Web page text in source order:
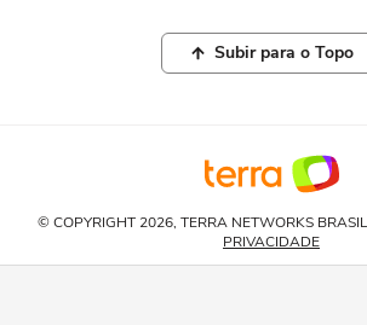
Subir para o Topo
© COPYRIGHT 2026, TERRA NETWORKS
PRIVACIDADE